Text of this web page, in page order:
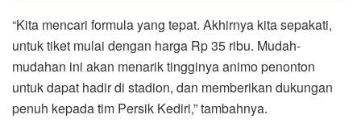
“Kita mencari formula yang tepat. Akhirnya kita sepakati,
untuk tiket mulai dengan harga Rp 35 ribu. Mudah-
mudahan ini akan menarik tingginya animo penonton
untuk dapat hadir di stadion, dan memberikan dukungan
penuh kepada tim Persik Kediri,” tambahnya.